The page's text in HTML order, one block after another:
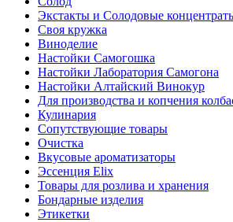
Экстакты и Солодовые
Своя кружка
Виноделие
Настойки Самогошка
Настойки Лаборатория Самогона
Настойки Алтайский Винокур
Для производства и копчения
Кулинария
Сопутствующие товары
Очистка
Вкусовые ароматизаторы
Эссенция Elix
Товары для розлива и хранения
Бондарные изделия
Этикетки